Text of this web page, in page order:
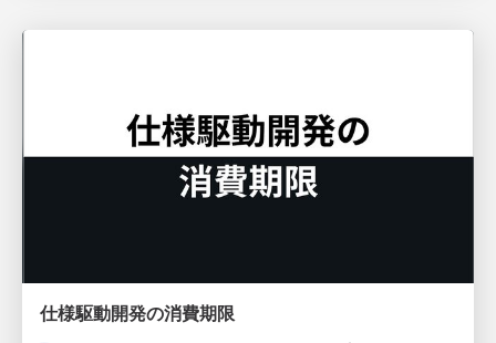
仕様駆動開発の消費期限